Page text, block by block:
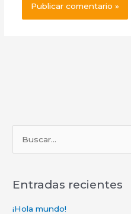
c
a
Entradas recientes
¡Hola mundo!